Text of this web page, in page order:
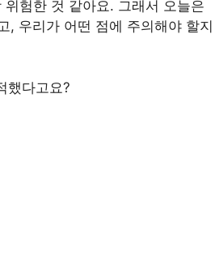
위험한 것 같아요. 그래서 오늘은
, 우리가 어떤 점에 주의해야 할지
했다고요?